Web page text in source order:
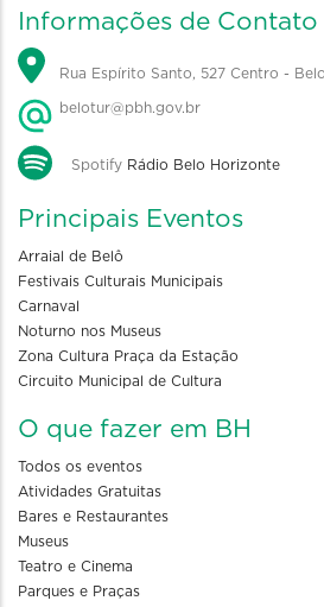
Informações de Contato
Rua Espírito Santo, 527 Centro -
belotur@pbh.gov.br
Spotify Rádio Belo Horizonte
Principais Eventos
Arraial de Belô
Festivais Culturais Municipais
Carnaval
Noturno nos Museus
Zona Cultura Praça da Estação
Circuito Municipal de Cultura
O que fazer em BH
Todos os eventos
Atividades Gratuitas
Bares e Restaurantes
Museus
Teatro e Cinema
Parques e Praças